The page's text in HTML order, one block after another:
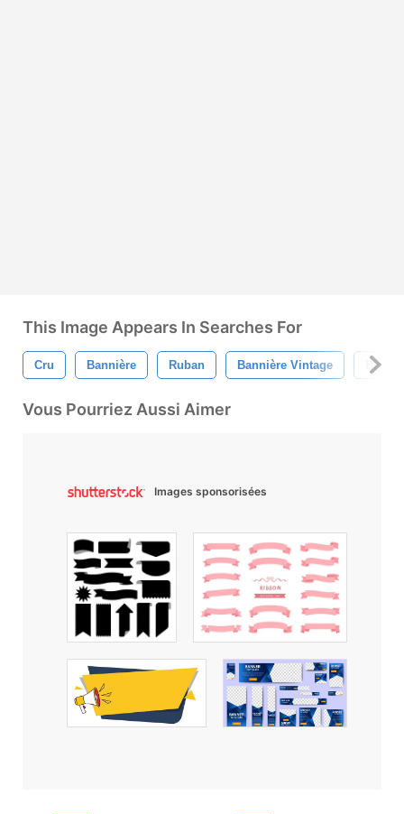
This Image Appears In Searches For
Cru Bannière Ruban Bannière Vintage
Vous Pourriez Aussi Aimer
Images sponsorisées